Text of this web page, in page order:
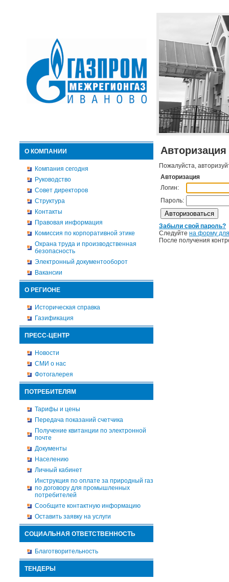
О КОМПАНИИ
Компания сегодня
Руководство
Совет директоров
Структура
Контакты
Правовая информация
Комиссия по корпоративной этике
Охрана труда и производственная
безопасность
Электронный документооборот
Вакансии
О РЕГИОНЕ
Историческая справка
Газификация
ПРЕСС-ЦЕНТР
Новости
СМИ о нас
Фотогалерея
ПОТРЕБИТЕЛЯМ
Тарифы и цены
Передача показаний счетчика
Получение квитанции по электронной
почте
Документы
Населению
Личный кабинет
Инструкция по оплате за природный газ
по договору для промышленных
потребителей
Сообщите контактную информацию
Оставить заявку на услуги
СОЦИАЛЬНАЯ ОТВЕТСТВЕННОСТЬ
Благотворительность
ТЕНДЕРЫ
Авторизация
Пожалуйста,
Авторизация
Логин:
Пароль:
Забыли свой пароль?
Следуйте на форму
После получения